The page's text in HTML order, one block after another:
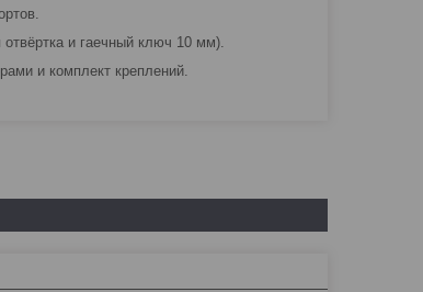
и гаечный ключ 10 мм).
и комплект креплений.